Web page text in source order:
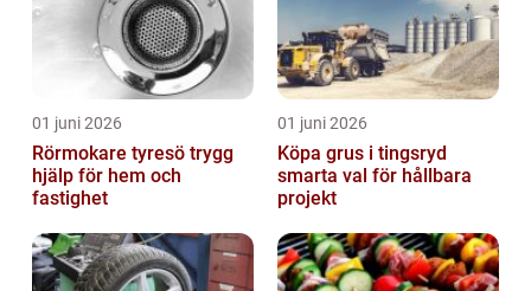
01 juni 2026
Rörmokare tyresö trygg
hjälp för hem och
fastighet
01 juni 2026
Köpa grus i tingsryd
smarta val för hållbara
projekt